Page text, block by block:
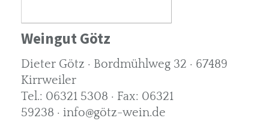
Weingut Götz
Dieter Götz · Bordmühlweg 32 · 67489
Kirrweiler
Tel.: 06321 5308 · Fax: 06321
59238 · info@götz-wein.de